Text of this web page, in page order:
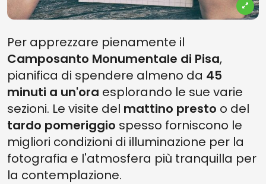
Per apprezzare pienamente il
Camposanto Monumentale di Pisa,
pianifica di spendere almeno da 45
minuti a un'ora esplorando le sue varie
sezioni. Le visite del mattino presto o del
tardo pomeriggio spesso forniscono le
migliori condizioni di illuminazione per la
fotografia e l'atmosfera più tranquilla per
la contemplazione.